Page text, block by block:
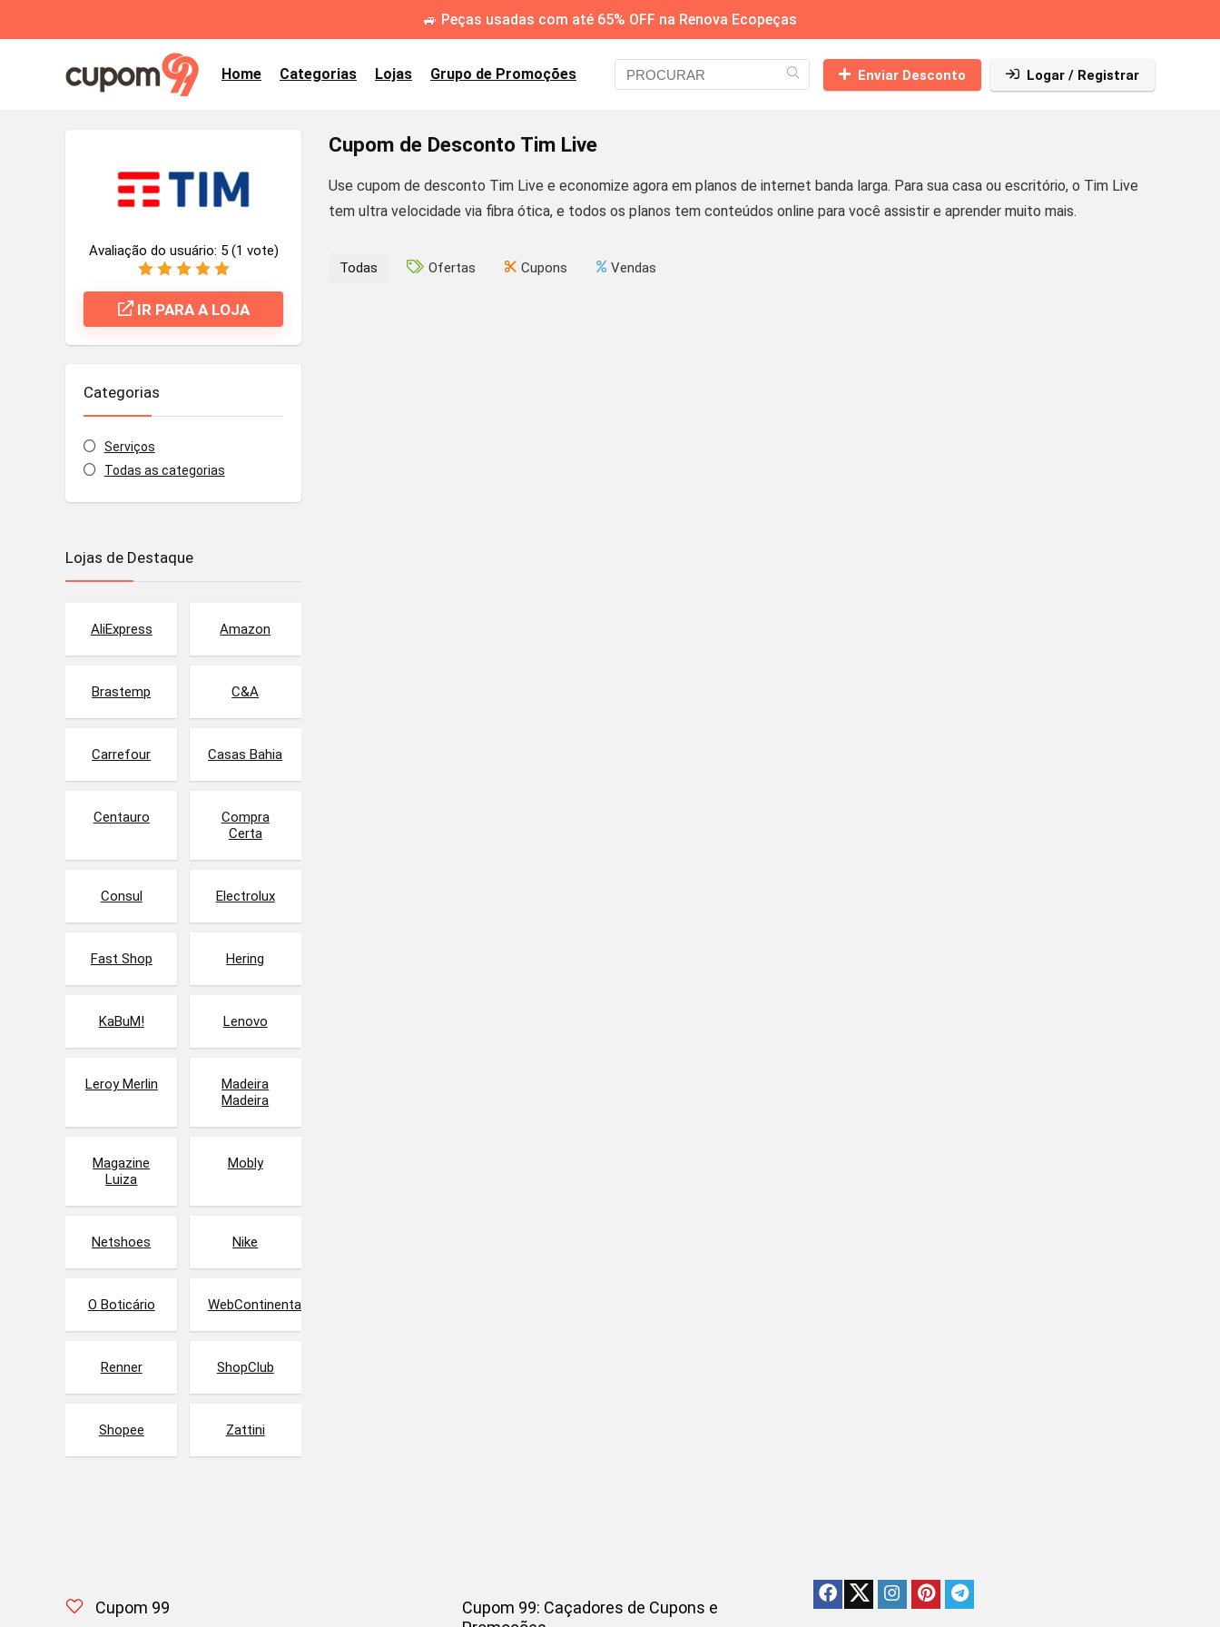
🚙 Peças usadas com até 65% OFF na Renova Ecopeças
Home Categorias Lojas Grupo de Promoções Enviar Desconto Logar / Registrar
Cupom de Desconto Tim Live
Use cupom de desconto Tim Live e economize agora em planos de internet banda larga. Para sua casa ou escritório, o Tim Live
tem ultra velocidade via fibra ótica, e todos os planos tem conteúdos online para você assistir e aprender muito mais.
Avaliação do usuário: 5 (1 vote)
IR PARA A LOJA
Categorias
Serviços
Todas as categorias
Todas Ofertas Cupons Vendas
Lojas de Destaque
AliExpress Amazon
Brastemp C&A
Carrefour Casas Bahia
Centauro
Compra
Certa
Consul Electrolux
Fast Shop Hering
KaBuM! Lenovo
Leroy Merlin
Madeira
Madeira
Magazine
Luiza
Mobly
Netshoes Nike
O Boticário WebContinental
Renner ShopClub
Shopee Zattini
Cupom 99
Cupom 99: Caçadores de Cupons e